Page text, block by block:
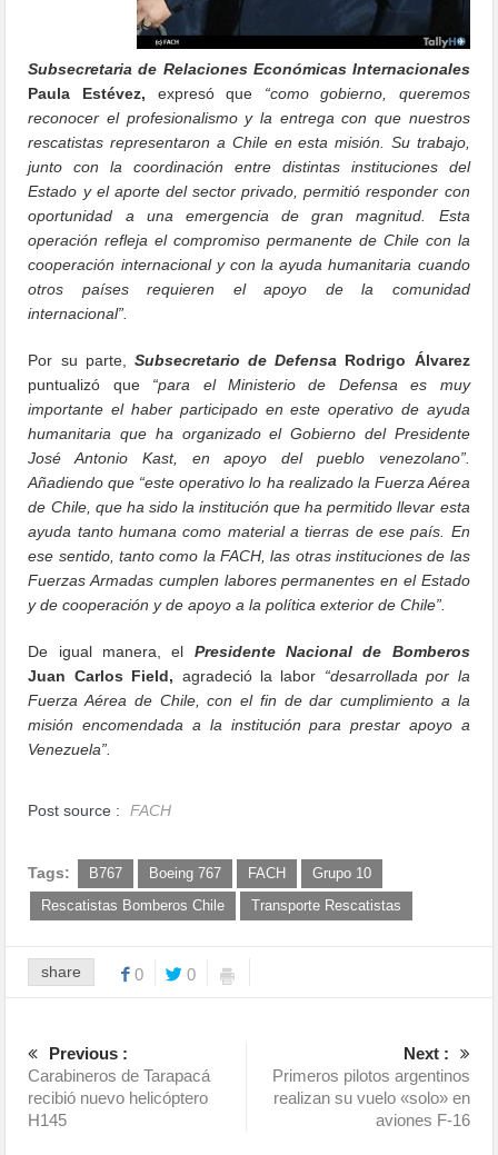
Subsecretaria de Relaciones Económicas Internacionales
Paula Estévez, expresó que “como gobierno, queremos
reconocer el profesionalismo y la entrega con que nuestros
rescatistas representaron a Chile en esta misión. Su trabajo,
junto con la coordinación entre distintas instituciones del
Estado y el aporte del sector privado, permitió responder con
oportunidad a una emergencia de gran magnitud. Esta
operación refleja el compromiso permanente de Chile con la
cooperación internacional y con la ayuda humanitaria cuando
otros países requieren el apoyo de la comunidad
internacional”.
Por su parte, Subsecretario de Defensa Rodrigo Álvarez
puntualizó que “para el Ministerio de Defensa es muy
importante el haber participado en este operativo de ayuda
humanitaria que ha organizado el Gobierno del Presidente
José Antonio Kast, en apoyo del pueblo venezolano”.
Añadiendo que “este operativo lo ha realizado la Fuerza Aérea
de Chile, que ha sido la institución que ha permitido llevar esta
ayuda tanto humana como material a tierras de ese país. En
ese sentido, tanto como la FACH, las otras instituciones de las
Fuerzas Armadas cumplen labores permanentes en el Estado
y de cooperación y de apoyo a la política exterior de Chile”.
De igual manera, el Presidente Nacional de Bomberos
Juan Carlos Field, agradeció la labor “desarrollada por la
Fuerza Aérea de Chile, con el fin de dar cumplimiento a la
misión encomendada a la institución para prestar apoyo a
Venezuela”.
Post source : FACH
Tags: B767 Boeing 767 FACH
Grupo 10
Rescatistas Bomberos Chile
Transporte Rescatistas
share 0 0
Previous :
Carabineros de Tarapacá
recibió nuevo helicóptero
H145
Next :
Primeros pilotos argentinos
realizan su vuelo «solo» en
aviones F-16